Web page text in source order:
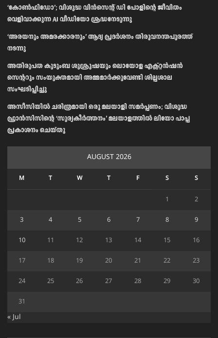
‘കോൺഫിഡോ’; വിശുദ്ധ വിൻസെന്റ് ഡി പോളിന്റെ ജീവിതം
വെളിവാക്കുന്ന AI വീഡിയോ ശ്രദ്ധനേടുന്നു
‘അരയനും അമരക്കാരനും’ ആദ്യ പ്രദർശനം തിരുവനന്തപുരത്ത്
നടന്നു
അതിരൂപത കുടുംബ ശുശ്രൂഷയും ലൊയോള എക്സ്റ്റൻഷൻ
സെന്ററും സംയുക്തമായി അമ്മമാർക്കുവേണ്ടി ശില്പശാല
സംഘടിപ്പിച്ചു
അസീസിയിൽ ചരിത്രമായി ഒരു മലയാളി സമർപ്പണം; വിശുദ്ധ
ഫ്രാൻസിസിന്റെ ‘സൂര്യകീർത്തനം’ മലയാളത്തിൽ ലിയോ പാപ്പ
പ്രകാശനം ചെയ്തു
AUGUST 2026
M T W T F S S
1 2
3 4 5 6 7 8 9
10 11 12 13 14 15 16
17 18 19 20 21 22 23
24 25 26 27 28 29 30
31
« Jul